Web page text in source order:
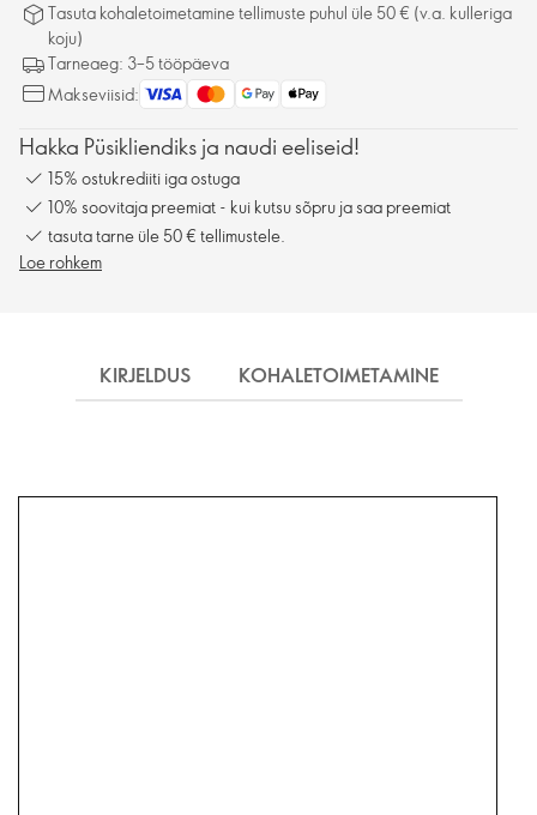
Tasuta kohaletoimetamine tellimuste puhul üle 50 € (v.a. kulleriga
koju)
Tarneaeg: 3–5 tööpäeva
Makseviisid:
Hakka Püsikliendiks ja naudi eeliseid!
15% ostukrediiti iga ostuga
10% soovitaja preemiat - kui kutsu sõpru ja saa preemiat
tasuta tarne üle 50 € tellimustele.
Loe rohkem
KIRJELDUS KOHALETOIMETAMINE